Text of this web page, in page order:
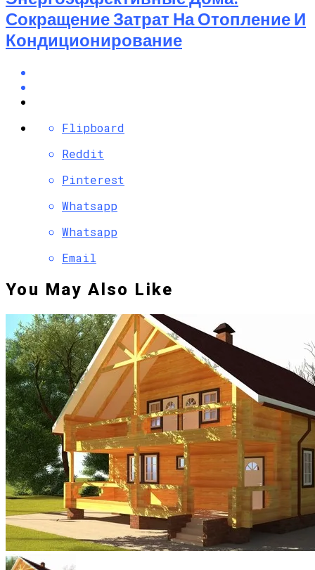
Сокращение Затрат На Отопление И
Кондиционирование
Flipboard
Reddit
Pinterest
Whatsapp
Whatsapp
Email
You May Also Like